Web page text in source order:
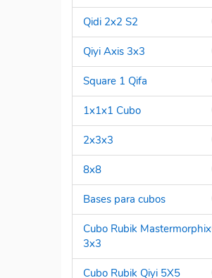
Qidi 2x2 S2
Qiyi Axis 3x3
Square 1 Qifa
1x1x1 Cubo
2x3x3
8x8
Bases para cubos
Cubo Rubik Mastermorphix
3x3
Cubo Rubik Qiyi 5X5